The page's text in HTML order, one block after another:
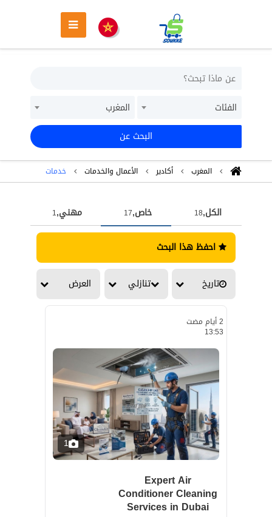
الفئات
المغرب
البحث عن
المغرب أكادير اﻷعمال والخدمات خدمات
الكل,18 خاص,17 مهني,1
احفظ هذا البحث
تاريخ تنازلي العرض
2 أيام مضت
13:53
1
Expert Air
Conditioner Cleaning
Services in Dubai